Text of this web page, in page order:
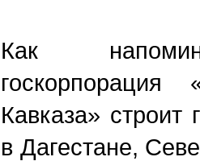
Как
госкорпорация
Кавказа»
в Дагестане,